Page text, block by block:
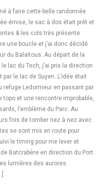
à faire cette belle randonnée
émise, le sac à dos était prêt et
& les cols très présente.
une boucle et j’ai donc décidé
du Balaïtous. Au départ de la
lac du Tech, j’ai pris la direction
le lac de Suyen. L’idée était
refuge Ledormeur en passant par
topo et une rencontre improbable,
l’emblème du Parc. Au
fois de tomber nez à nez avec
se sont mis en route pour
le timing pour me lever et
Batcrabère en direction du Port
lumières des aurores.